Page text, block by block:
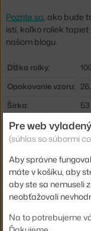
Pozrite sa , ako bude
istí, koľko roliek
našom blogu.
Dĺžka rolky:
Opakovanie vzoru:
Šírka:
Farba:
Materiál:
Kód produktu
EAN
Pre web
(súhlas so súbormi
Aby správne
máte v košíku, aby
aby ste sa nemuseli
neobťažovali
Na to potrebujeme